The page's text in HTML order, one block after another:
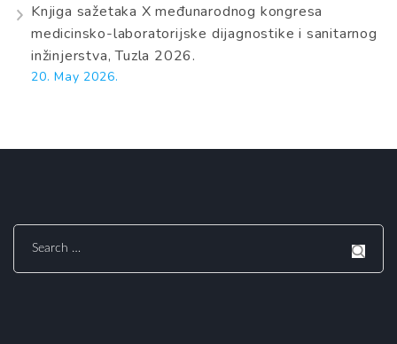
Knjiga sažetaka X međunarodnog kongresa
medicinsko-laboratorijske dijagnostike i sanitarnog
inžinjerstva, Tuzla 2026.
20. May 2026.
Search
for: